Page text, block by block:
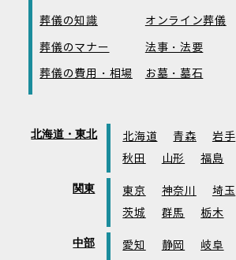
葬儀の知識 オンライン葬儀
葬儀のマナー
法事・法要
葬儀の費用・相場
お墓・墓石
北海道・東北 北海道 青森 岩手
秋田
山形 福島
関東 東京 神奈川 埼玉
茨城
群馬 栃木
中部 愛知 静岡 岐阜